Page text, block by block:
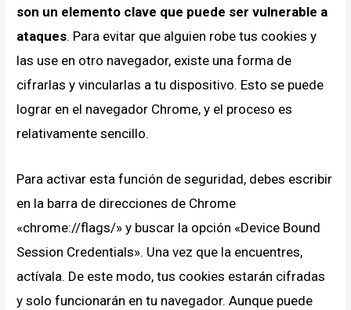
son un elemento clave que puede ser vulnerable a
ataques. Para evitar que alguien robe tus cookies y
las use en otro navegador, existe una forma de
cifrarlas y vincularlas a tu dispositivo. Esto se puede
lograr en el navegador Chrome, y el proceso es
relativamente sencillo.
Para activar esta función de seguridad, debes escribir
en la barra de direcciones de Chrome
«chrome://flags/» y buscar la opción «Device Bound
Session Credentials». Una vez que la encuentres,
actívala. De este modo, tus cookies estarán cifradas
y solo funcionarán en tu navegador. Aunque puede